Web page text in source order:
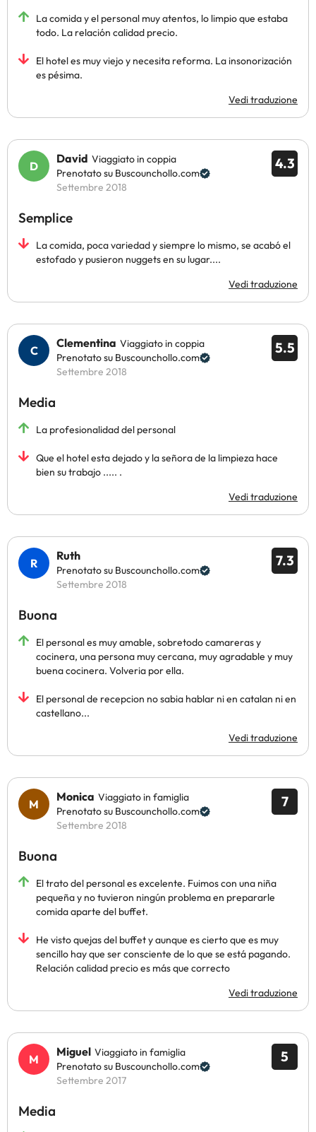
La comida y el personal muy atentos, lo limpio que estaba
todo. La relación calidad precio.
El hotel es muy viejo y necesita reforma. La insonorización
es pésima.
Vedi traduzione
4.3
David Viaggiato in coppia
Prenotato su Buscounchollo.com
Settembre 2018
Semplice
La comida, poca variedad y siempre lo mismo, se acabó el
estofado y pusieron nuggets en su lugar....
Vedi traduzione
5.5
Clementina Viaggiato in coppia
Prenotato su Buscounchollo.com
Settembre 2018
Media
La profesionalidad del personal
Que el hotel esta dejado y la señora de la limpieza hace
bien su trabajo ..... .
Vedi traduzione
7.3
Ruth
Prenotato su Buscounchollo.com
Settembre 2018
Buona
El personal es muy amable, sobretodo camareras y
cocinera, una persona muy cercana, muy agradable y muy
buena cocinera. Volveria por ella.
El personal de recepcion no sabia hablar ni en catalan ni en
castellano...
Vedi traduzione
7
Monica Viaggiato in famiglia
Prenotato su Buscounchollo.com
Settembre 2018
Buona
El trato del personal es excelente. Fuimos con una niña
pequeña y no tuvieron ningún problema en prepararle
comida aparte del buffet.
He visto quejas del buffet y aunque es cierto que es muy
sencillo hay que ser consciente de lo que se está pagando.
Relación calidad precio es más que correcto
Vedi traduzione
5
Miguel Viaggiato in famiglia
Prenotato su Buscounchollo.com
Settembre 2017
Media